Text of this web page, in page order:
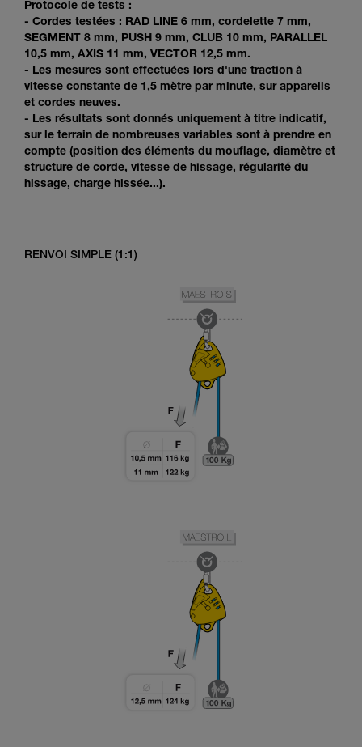
liées à votre activité. Il peut en exister d’autres
que nous ne décrivons pas ici.
Protocole de tests :
- Cordes testées : RAD LINE 6 mm, cordelette 7 mm,
SEGMENT 8 mm, PUSH 9 mm, CLUB 10 mm, PARALLEL
10,5 mm, AXIS 11 mm, VECTOR 12,5 mm.
- Les mesures sont effectuées lors d'une traction à
vitesse constante de 1,5 mètre par minute, sur appareils
et cordes neuves.
- Les résultats sont donnés uniquement à titre indicatif,
sur le terrain de nombreuses variables sont à prendre en
compte (position des éléments du mouflage, diamètre et
structure de corde, vitesse de hissage, régularité du
hissage, charge hissée...).
RENVOI SIMPLE (1:1)